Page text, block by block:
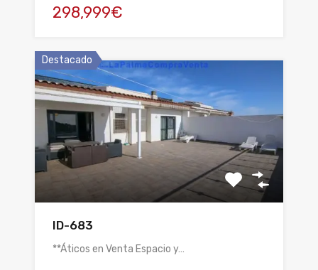
298,999€
Destacado
ID-683
**Áticos en Venta Espacio y…